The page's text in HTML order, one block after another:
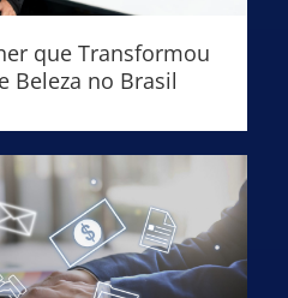
que Transformou
Beleza no Brasil